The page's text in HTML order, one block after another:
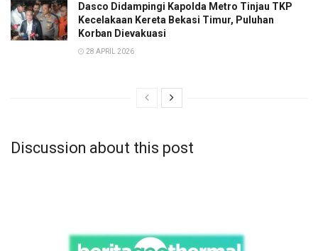
Dasco Didampingi Kapolda Metro Tinjau TKP
Kecelakaan Kereta Bekasi Timur, Puluhan
Korban Dievakuasi
28 APRIL 2026
Discussion about this post